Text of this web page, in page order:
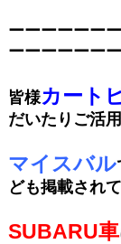
ーーーーーー
ーーーーーー
皆様カート
だいたりご活
マイスバル
ども掲載され
SUBARU車